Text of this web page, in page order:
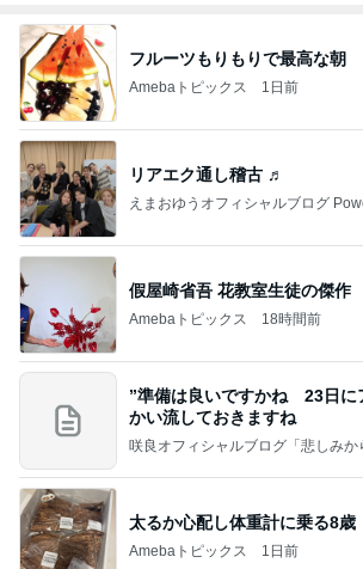
フルーツもりもりで最高な朝
Amebaトピックス 1日前
リアエク通し稽古 ♬
えまおゆうオフィシャルブログ
假屋崎省吾 花教室生徒の傑作
Amebaトピックス 18時間前
”準備は良いですかね 23日に
かい流しておきますね
咲良オフィシャルブログ「悲しみか
太るか心配し体重計に乗る8歳
Amebaトピックス 1日前